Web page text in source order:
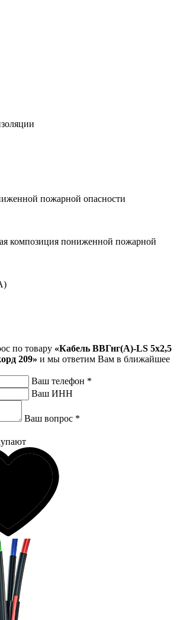
пожарной опасности
композиция пониженной пожарной
по товару «Кабель ВВГнг(A)-LS 5х2,5
209» и мы ответим Вам в ближайшее
Ваш телефон *
Ваш ИНН
Ваш вопрос *